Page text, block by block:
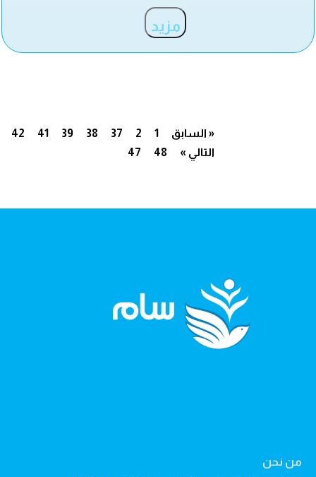
مزيد
« السابق 1
2
37
38
39
41
42
47
48 التالي »
من نحن